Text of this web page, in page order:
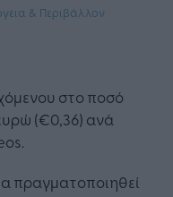
& Περιβάλλον
στο ποσό
(€0,36) ανά
πραγματοποιηθεί